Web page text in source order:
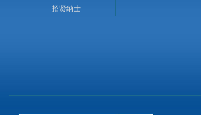
招贤纳士